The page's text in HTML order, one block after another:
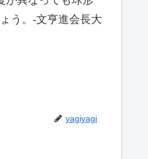
う。-文亨進会長大
yagiyagi